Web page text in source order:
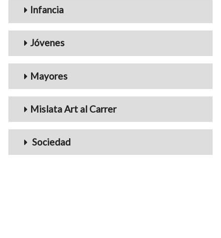
Infancia
Jóvenes
Mayores
Mislata Art al Carrer
Sociedad